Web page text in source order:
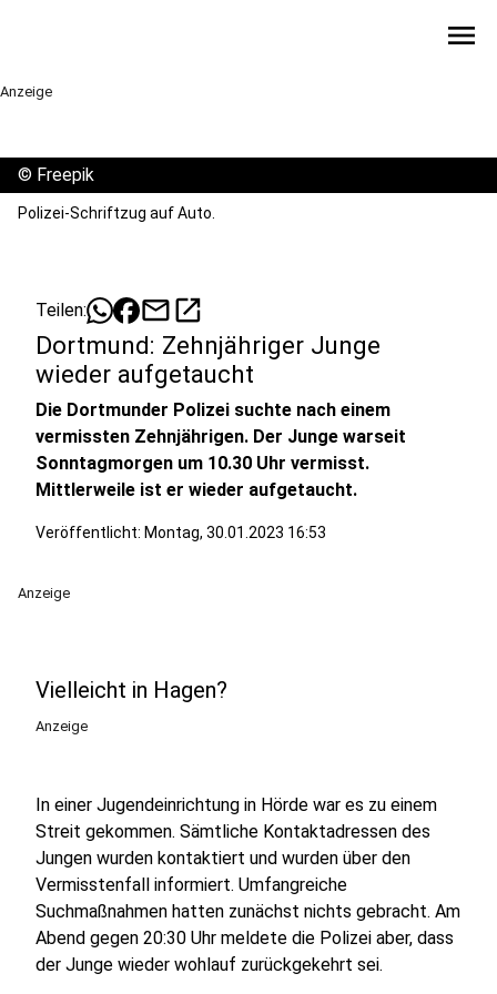
menu
Anzeige
© Freepik
Polizei-Schriftzug auf Auto.
Teilen: mailopen_in_new
Dortmund: Zehnjähriger Junge
wieder aufgetaucht
Die Dortmunder Polizei suchte nach einem
vermissten Zehnjährigen. Der Junge warseit
Sonntagmorgen um 10.30 Uhr vermisst.
Mittlerweile ist er wieder aufgetaucht.
Veröffentlicht: Montag, 30.01.2023 16:53
Anzeige
Vielleicht in Hagen?
Anzeige
In einer Jugendeinrichtung in Hörde war es zu einem
Streit gekommen. Sämtliche Kontaktadressen des
Jungen wurden kontaktiert und wurden über den
Vermisstenfall informiert. Umfangreiche
Suchmaßnahmen hatten zunächst nichts gebracht. Am
Abend gegen 20:30 Uhr meldete die Polizei aber, dass
der Junge wieder wohlauf zurückgekehrt sei.